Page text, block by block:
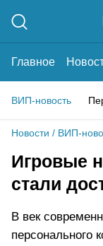
Главное
ВИП-новость
Новости / ВИП-
Игровые
стали
В век
персонального